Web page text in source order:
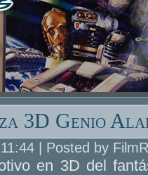
3D Genio
11:44 | Posted by
en 3D del